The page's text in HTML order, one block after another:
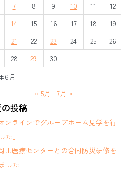
6月
7 8 9 10 11
12
14 15 16 17 18
19
21 22 23 24 25
26
28 29 30
« 5月 7月 »
投稿
オンラインでグループホーム見学を行
た」
山医療センターとの合同防災研修を
した